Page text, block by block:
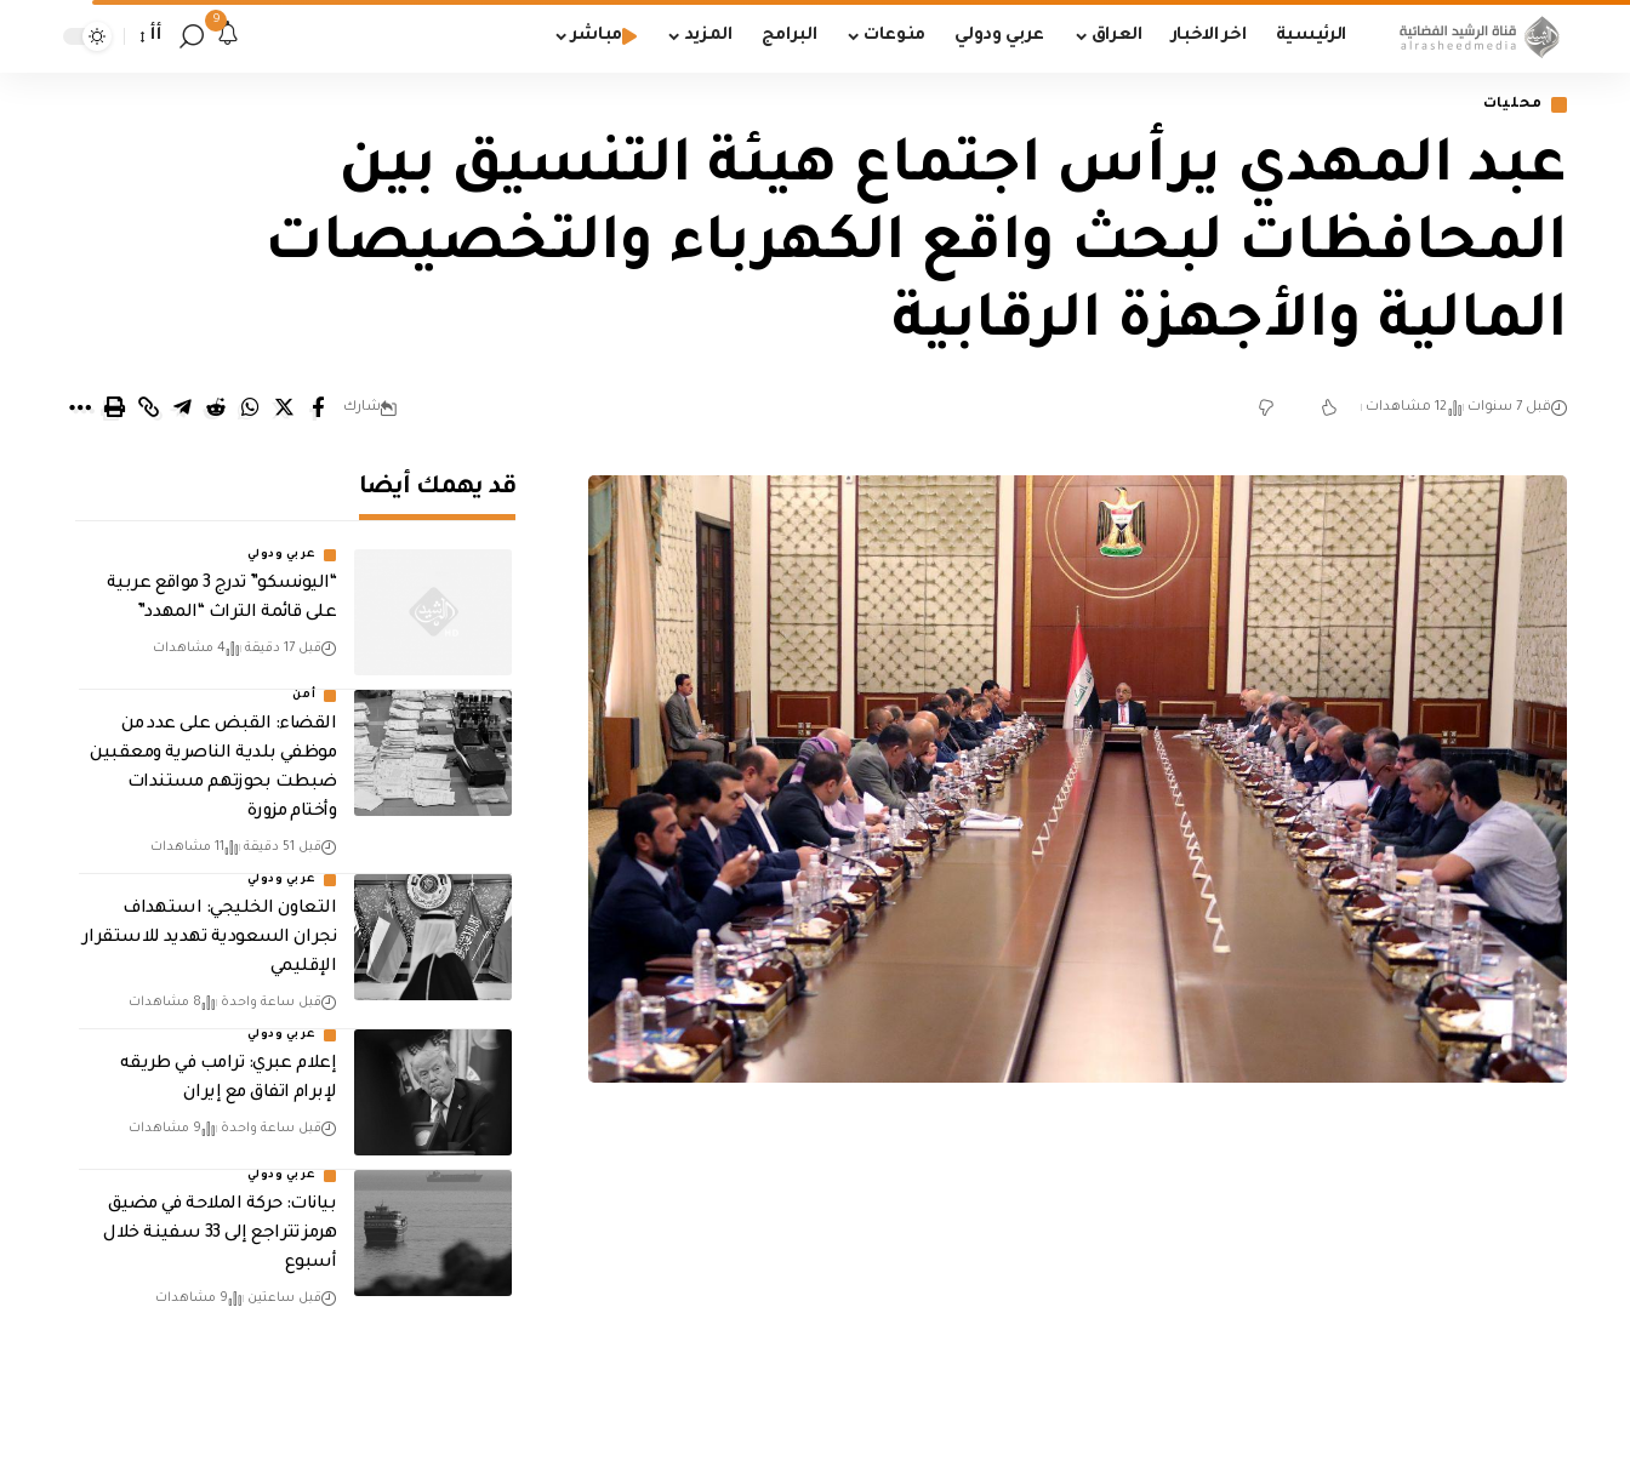
الرئيسية اخر الاخبار العراق عربي ودولي منوعات البرامج المزيد مباشر
9
أأ
محليات
عبد المهدي يرأس اجتماع هيئة التنسيق بين
المحافظات لبحث واقع الكهرباء والتخصيصات
المالية والأجهزة الرقابية
قبل 7 سنوات 12 مشاهدات شارك
قد يهمك أيضا
عربي ودولي
“اليونسكو” تدرج 3 مواقع عربية
على قائمة التراث “المهدد”
قبل 17 دقيقة 4 مشاهدات
أمن
القضاء: القبض على عدد من
موظفي بلدية الناصرية ومعقبين
ضبطت بحوزتهم مستندات
وأختام مزورة
قبل 51 دقيقة 11 مشاهدات
عربي ودولي
التعاون الخليجي: استهداف
نجران السعودية تهديد للاستقرار
الإقليمي
قبل ساعة واحدة 8 مشاهدات
عربي ودولي
إعلام عبري: ترامب في طريقه
لإبرام اتفاق مع إيران
قبل ساعة واحدة 9 مشاهدات
عربي ودولي
بيانات: حركة الملاحة في مضيق
هرمز تتراجع إلى 33 سفينة خلال
أسبوع
قبل ساعتين 9 مشاهدات